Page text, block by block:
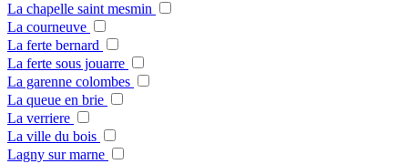
La chapelle saint mesmin
La courneuve
La ferte bernard
La ferte sous jouarre
La garenne colombes
La queue en brie
La verriere
La ville du bois
Lagny sur marne